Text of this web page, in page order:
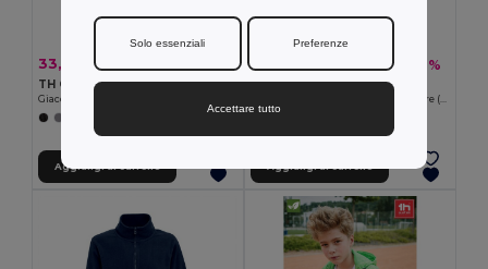
33,32 €47,80 €
TH Clothes 30302
Giacche per bambini
Aggiungi al carrello
52,35 € -39%
Velilla 36104
Parka bicolore (190g/m²), in poliestere (100%), con rivestimento in PU
Solo essenziali Preferenze
Accettare tutto